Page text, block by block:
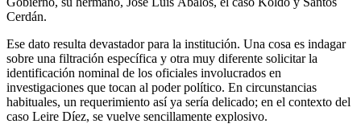
Cerdán.
Ese dato resulta devastador para la institución. Una cosa es indagar
sobre una filtración específica y otra muy diferente solicitar la
identificación nominal de los oficiales involucrados en
investigaciones que tocan al poder político. En circunstancias
habituales, un requerimiento así ya sería delicado; en el contexto del
caso Leire Díez, se vuelve sencillamente explosivo.